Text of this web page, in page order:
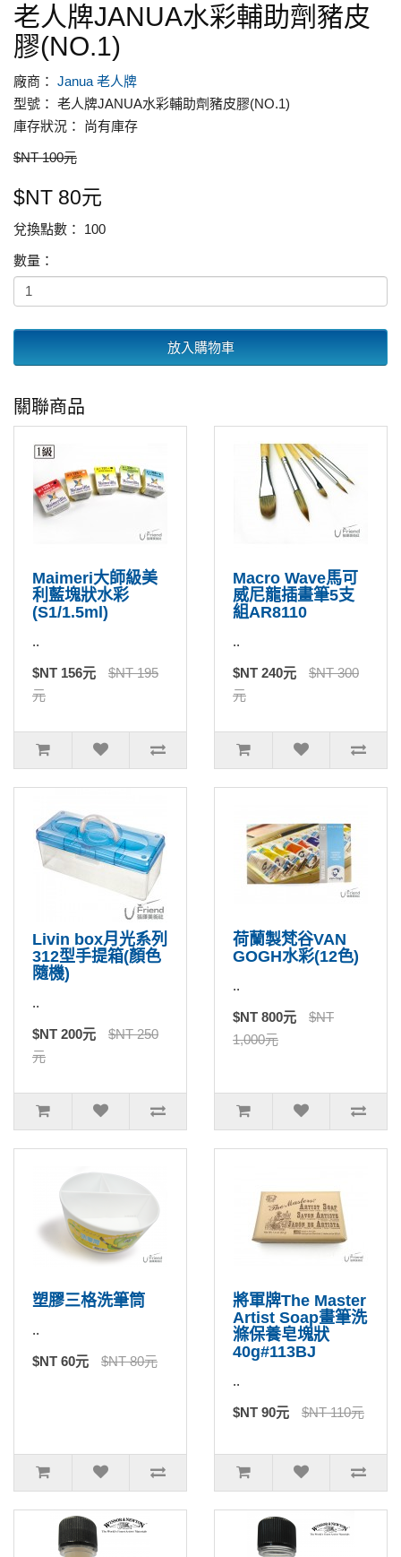
老人牌JANUA水彩輔助劑豬皮
膠(NO.1)
廠商： Janua 老人牌
型號： 老人牌JANUA水彩輔助劑豬皮膠(NO.1)
庫存狀況： 尚有庫存
$NT 100元
$NT 80元
兌換點數： 100
數量：
放入購物車
關聯商品
Maimeri大師級美
利藍塊狀水彩
(S1/1.5ml)
..
$NT 156元
$NT 195
元
Macro Wave馬可
威尼龍插畫筆5支
組AR8110
..
$NT 240元
$NT 300
元
Livin box月光系列
312型手提箱(顏色
隨機)
..
$NT 200元
$NT 250
元
荷蘭製梵谷VAN
GOGH水彩(12色)
..
$NT 800元
$NT
1,000元
塑膠三格洗筆筒
..
$NT 60元 $NT 80元
將軍牌The Master
Artist Soap畫筆洗
滌保養皂塊狀
40g#113BJ
..
$NT 90元 $NT 110元